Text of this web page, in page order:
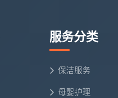
服务分类
保洁服务
母婴护理